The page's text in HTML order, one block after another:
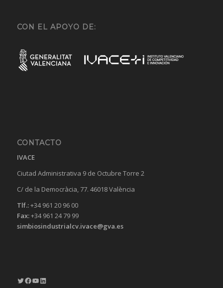
CON EL APOYO DE:
CONTACTO
IVACE
Ciutad Administrativa 9 de Octubre Torre 2
C/ de la Democràcia, 77. 46018 València
Tlf.:+34 961 20 96 00
Fax:+34 961 24 79 99
simbiosindustrialcv.ivace@gva.es
Twitter
Facebook
YouTube
LinkedIn